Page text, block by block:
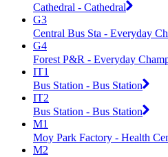
Cathedral - Cathedral
G3
Central Bus Sta - Everyday
G4
Forest P&R - Everyday
IT1
Bus Station - Bus Station
IT2
Bus Station - Bus Station
M1
Moy Park Factory - Health
M2